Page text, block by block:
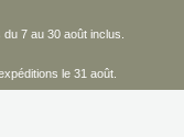
7 au 30 août inclus.
le 31 août.